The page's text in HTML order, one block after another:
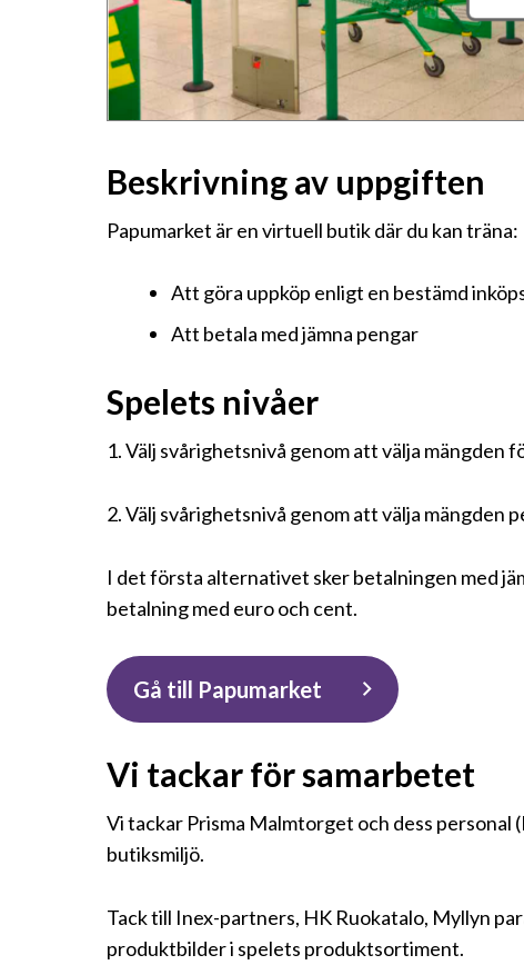
Beskrivning av uppgiften
Papumarket är en virtuell butik där du kan träna:
Att göra uppköp enligt en bestämd
Att betala med jämna pengar
Spelets nivåer
1. Välj svårighetsnivå genom att välja mängden
2. Välj svårighetsnivå genom att välja mängden
I det första alternativet sker betalningen med
betalning med euro och cent.
Gå till Papumarket
Vi tackar för samarbetet
Vi tackar Prisma Malmtorget och dess
butiksmiljö.
Tack till Inex-partners, HK Ruokatalo, Myllyn
produktbilder i spelets produktsortiment.